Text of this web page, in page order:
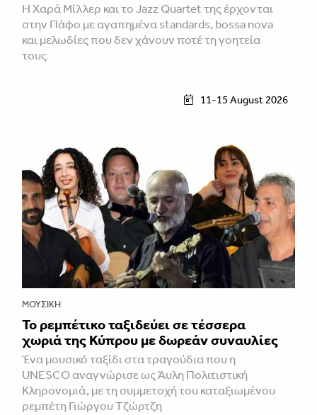
Η Χαρά Μίλλερ και το Jazz Quartet της έρχονται
στην Πάφο με αγαπημένα standards, bossa nova
και μελωδίες που δεν χάνουν ποτέ τη γοητεία
τους
11-15 August 2026
ΜΟΥΣΙΚΉ
Το ρεμπέτικο ταξιδεύει σε τέσσερα
χωριά της Κύπρου με δωρεάν συναυλίες
Ένα μουσικό ταξίδι στα τραγούδια που η
UNESCO αναγνώρισε ως Άυλη Πολιτιστική
Κληρονομιά, με τη συμμετοχή του καταξιωμένου
ρεμπέτη Γιώργου Τζώρτζη